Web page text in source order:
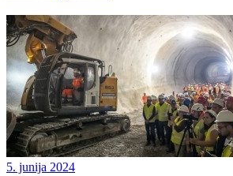
5. junija 2024